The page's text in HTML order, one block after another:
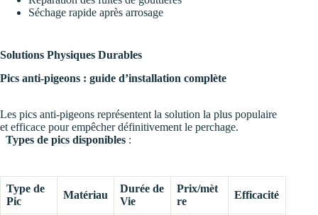
Séchage rapide après arrosage
Solutions Physiques Durables
Pics anti-pigeons : guide d’installation complète
Les pics anti-pigeons représentent la solution la plus populaire
et efficace pour empêcher définitivement le perchage.
Types de pics disponibles :
Type de
Pic
Matériau
Durée de
Vie
Prix/mèt
re
Efficacité